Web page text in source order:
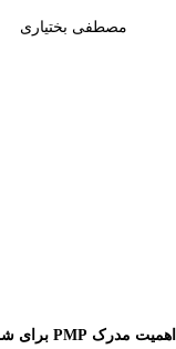
مصطفی بختیاری
اهمیت مدرک PMP برای شرکت‌های آمریکایی و کانادایی